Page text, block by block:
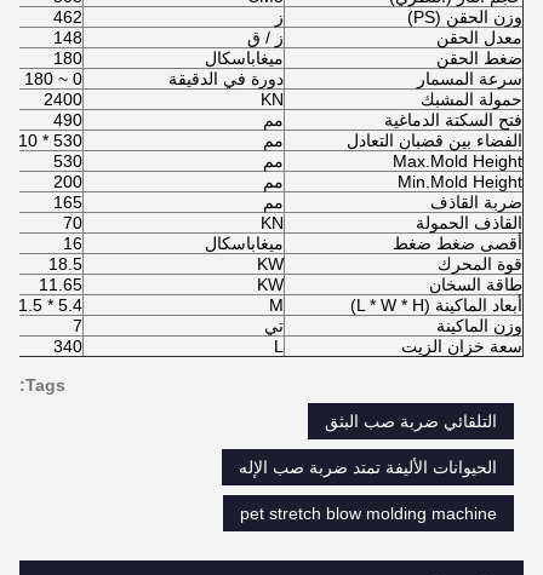
وزن الحقن (PS)
ز
462
معدل الحقن
ز / ق
148
ضغط الحقن
ميغاباسكال
180
سرعة المسمار
دورة في الدقيقة
0 ~ 180
حمولة المشبك
KN
2400
فتح السكتة الدماغية
مم
490
الفضاء بين قضبان التعادل
مم
530 * 510
Max.Mold Height
مم
530
Min.Mold Height
مم
200
ضربة القاذف
مم
165
القاذف الحمولة
KN
70
أقصى ضغط ضغط
ميغاباسكال
16
قوة المحرك
KW
18.5
طاقة السخان
KW
11.65
أبعاد الماكينة (L * W * H)
M
5.4 * 1.5 * 2
وزن الماكينة
تي
7
سعة خزان الزيت
L
340
Tags:
التلقائي ضربة صب البثق
الحيوانات الأليفة تمتد ضربة صب الإله
pet stretch blow molding machine